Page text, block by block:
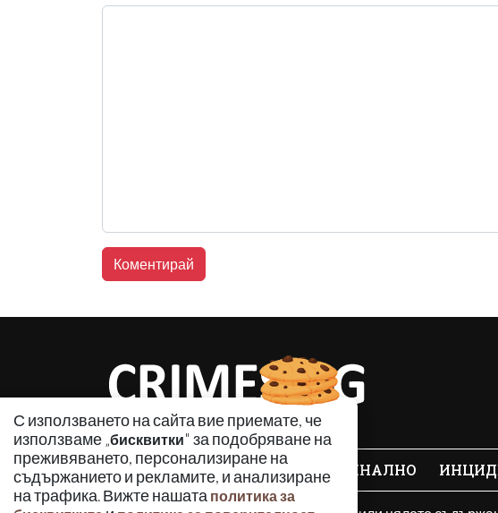
С използването на сайта вие приемате, че
използваме „бисквитки" за подобряване на
преживяването, персонализиране на
съдържанието и рекламите, и анализиране
на трафика. Вижте нашата политика за
КРИМИНАЛНО